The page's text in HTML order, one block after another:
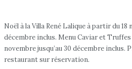
Noël à la Villa René Lalique à partir du 18
décembre inclus. Menu Caviar et
novembre jusqu’au 30 décembre inclus.
restaurant sur réservation.